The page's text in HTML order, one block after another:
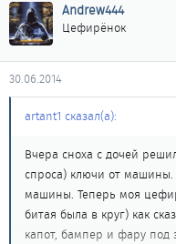
Andrew444
Цефирёнок
30.06.2014
artant1 сказал(а):
Вчера сноха с дочей
спроса) ключи от машины.
машины. Теперь моя
битая была в круг) как
капот, бампер и фару